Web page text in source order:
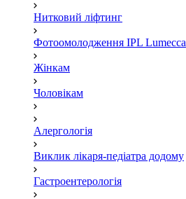
Нитковий ліфтинг
Фотоомолодження IPL Lumecca
Жінкам
Чоловікам
Алергологія
Виклик лікаря-педіатра додому
Гастроентерологія